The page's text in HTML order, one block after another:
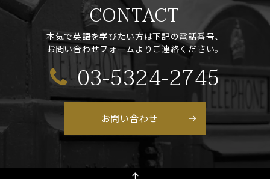
CONTACT
本気で英語を学びたい方は下記の電話番号、
お問い合わせフォームよりご連絡ください。
03-5324-2745
お問い合わせ